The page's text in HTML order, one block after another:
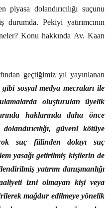
piyasa dolandırıcılığı suçunu
Pekiyi yatırımcının
Konu hakkında Av. Kaan
geçtiğimiz yıl yayınlanan
sosyal medya mecraları ile
oluşturulan üyelik
haklarında daha önce
güveni kötüye
suç fiilinden dolayı suç
yasağı getirilmiş kişilerin de
yatırım danışmanlığı
izni olmayan kişi veya
mağdur edilmeye yönelik